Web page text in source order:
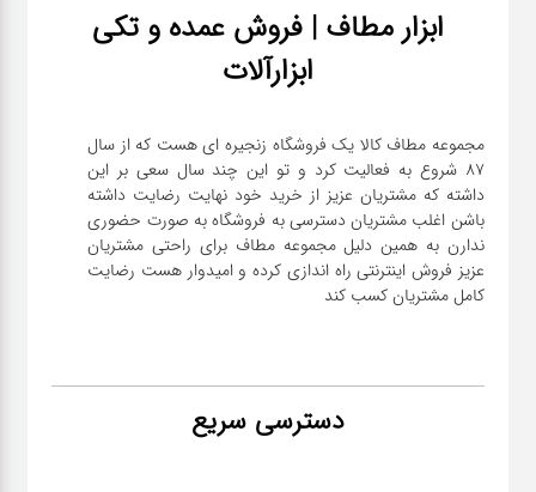
ابزار مطاف | فروش عمده و تکی
ابزارآلات
مجموعه مطاف کالا یک فروشگاه زنجیره ای هست که از سال
۸۷ شروع به فعالیت کرد و تو این چند سال سعی بر این
داشته که مشتریان عزیز از خرید خود نهایت رضایت داشته
باشن اغلب مشتریان دسترسی به فروشگاه به صورت حضوری
ندارن به همین دلیل مجموعه مطاف برای راحتی مشتریان
عزیز فروش اینترنتی راه اندازی کرده و امیدوار هست رضایت
کامل مشتریان کسب کند
دسترسی سریع